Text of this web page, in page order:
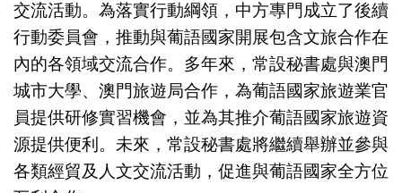
交流活動。為落實行動綱領，中方專門成立了後續
行動委員會，推動與葡語國家開展包含文旅合作在
內的各領域交流合作。多年來，常設秘書處與澳門
城市大學、澳門旅遊局合作，為葡語國家旅遊業官
員提供研修實習機會，並為其推介葡語國家旅遊資
源提供便利。未來，常設秘書處將繼續舉辦並參與
各類經貿及人文交流活動，促進與葡語國家全方位